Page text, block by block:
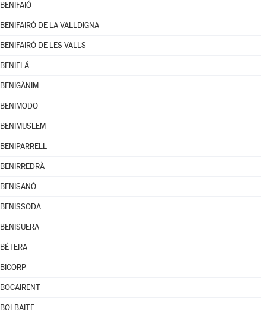
BENIFAIÓ
BENIFAIRÓ DE LA VALLDIGNA
BENIFAIRÓ DE LES VALLS
BENIFLÁ
BENIGÀNIM
BENIMODO
BENIMUSLEM
BENIPARRELL
BENIRREDRÀ
BENISANÓ
BENISSODA
BENISUERA
BÉTERA
BICORP
BOCAIRENT
BOLBAITE